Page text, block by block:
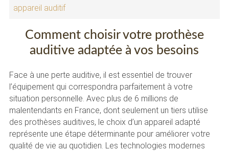
appareil auditif
Comment choisir votre prothèse
auditive adaptée à vos besoins
Face à une perte auditive, il est essentiel de trouver
l’équipement qui correspondra parfaitement à votre
situation personnelle. Avec plus de 6 millions de
malentendants en France, dont seulement un tiers utilise
des prothèses auditives, le choix d’un appareil adapté
représente une étape déterminante pour améliorer votre
qualité de vie au quotidien. Les technologies modernes